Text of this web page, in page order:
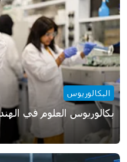
البكالوريوس
بكالوريوس العلوم في